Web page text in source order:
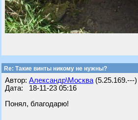
Re: Такие винты никому не нужны?
Автор: Александр\Москва (5.25.169.---)
Дата: 18-11-23 05:16
Понял, благодарю!